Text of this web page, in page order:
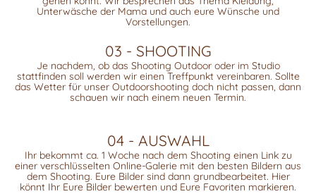
Unterwäsche der Mama und auch eure Wünsche und
Vorstellungen.
03 - SHOOTING
Je nachdem, ob das Shooting Outdoor oder im Studio
stattfinden soll werden wir einen Treffpunkt vereinbaren. Sollte
das Wetter für unser Outdoorshooting doch nicht passen, dann
schauen wir nach einem neuen Termin.
04 - AUSWAHL
Ihr bekommt ca. 1 Woche nach dem Shooting einen Link zu
einer verschlüsselten Online-Galerie mit den besten Bildern aus
dem Shooting. Eure Bilder sind dann grundbearbeitet. Hier
könnt Ihr Eure Bilder bewerten und Eure Favoriten markieren.